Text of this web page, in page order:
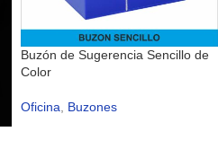
Buzón de Sugerencia Sencillo de
Color
Oficina, Buzones